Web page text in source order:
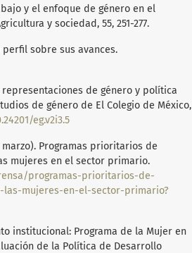
y el enfoque de género en el
y sociedad, 55, 251-277.
perfil sobre sus avances.
representaciones de género y política
de género de El Colegio de México,
eg.v2i3.5
Programas prioritarios de
mujeres en el sector primario.
programas-prioritarios-de-
mujeres-en-el-sector-primario?
institucional: Programa de la Mujer en
de la Política de Desarrollo